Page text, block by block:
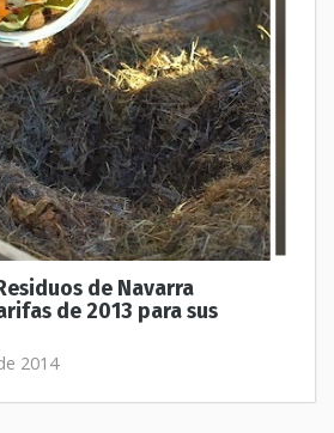
de Navarra
de 2013 para sus
2014